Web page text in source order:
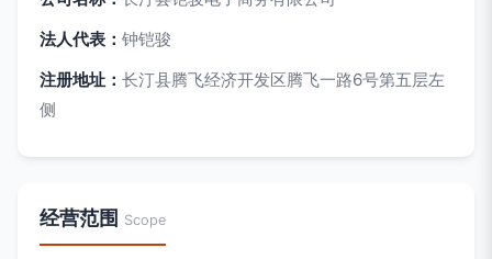
法人代表： 钟铠骏
注册地址： 长汀县腾飞经济开发区腾飞一路6号第五层左
侧
经营范围 Scope